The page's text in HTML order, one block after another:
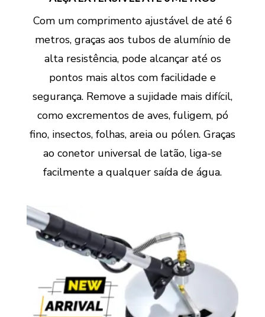
Com um comprimento ajustável de até 6
metros, graças aos tubos de alumínio de
alta resistência, pode alcançar até os
pontos mais altos com facilidade e
segurança. Remove a sujidade mais difícil,
como excrementos de aves, fuligem, pó
fino, insectos, folhas, areia ou pólen. Graças
ao conetor universal de latão, liga-se
facilmente a qualquer saída de água.